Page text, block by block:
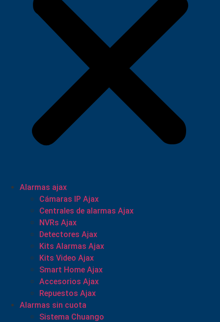
Alarmas ajax
Cámaras IP Ajax
Centrales de alarmas Ajax
NVRs Ajax
Detectores Ajax
Kits Alarmas Ajax
Kits Video Ajax
Smart Home Ajax
Accesorios Ajax
Repuestos Ajax
Alarmas sin cuota
Sistema Chuango